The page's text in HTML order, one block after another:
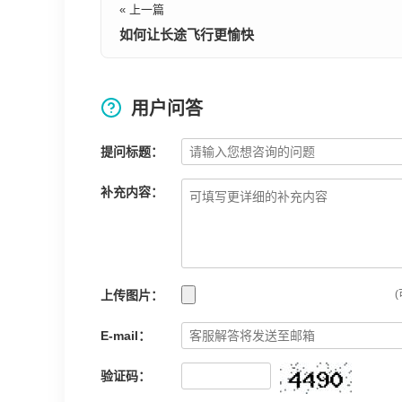
« 上一篇
如何让长途飞行更愉快
用户问答
提问标题：
补充内容：
上传图片： (
E-mail：
验证码：